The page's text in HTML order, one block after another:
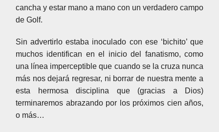
cancha y estar mano a mano con un verdadero campo
de Golf.
Sin advertirlo estaba inoculado con ese ‘bichito’ que
muchos identifican en el inicio del fanatismo, como
una línea imperceptible que cuando se la cruza nunca
más nos dejará regresar, ni borrar de nuestra mente a
esta hermosa disciplina que (gracias a Dios)
terminaremos abrazando por los próximos cien años,
o más…